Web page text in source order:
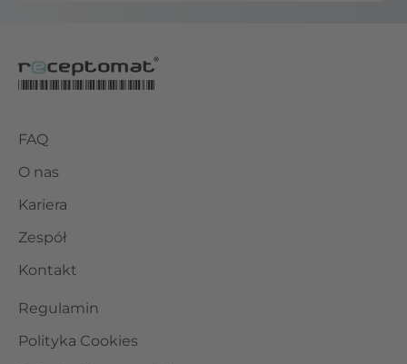
FAQ
O nas
Kariera
Zespół
Kontakt
Regulamin
Polityka Cookies